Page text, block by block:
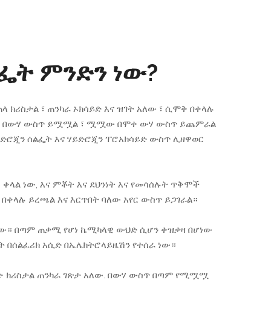
ምንድን ነው?
ክሪስታል ፣ ጠንካራ ኦክሳይድ እና ዝገት አለው ፣ ሲሞቅ በቀላሉ
፣ በውሃ ውስጥ ይሟሟል ፣ ሟሟው በሞቀ ውሃ ውስጥ ይጨምራል
ሰልፌት እና ሃይድሮጂን ፐሮአክሳይድ ውስጥ ሊዘዋወር
ነው, እና ምቾት እና ደህንነት እና የመሳሰሉት ጥቅሞች
ይረጫል እና እርጥበት ባለው አየር ውስጥ ይጋገራል።
በጣም ጠቃሚ የሆነ ኬሚካላዊ ውህድ ሲሆን ቀዝቃዛ በሆነው
አሲድ በኤሌክትሮላይዜሽን የተሰራ ነው።
ክሪስታል ጠንካራ ገጽታ አለው. በውሃ ውስጥ በጣም የሚሟሟ